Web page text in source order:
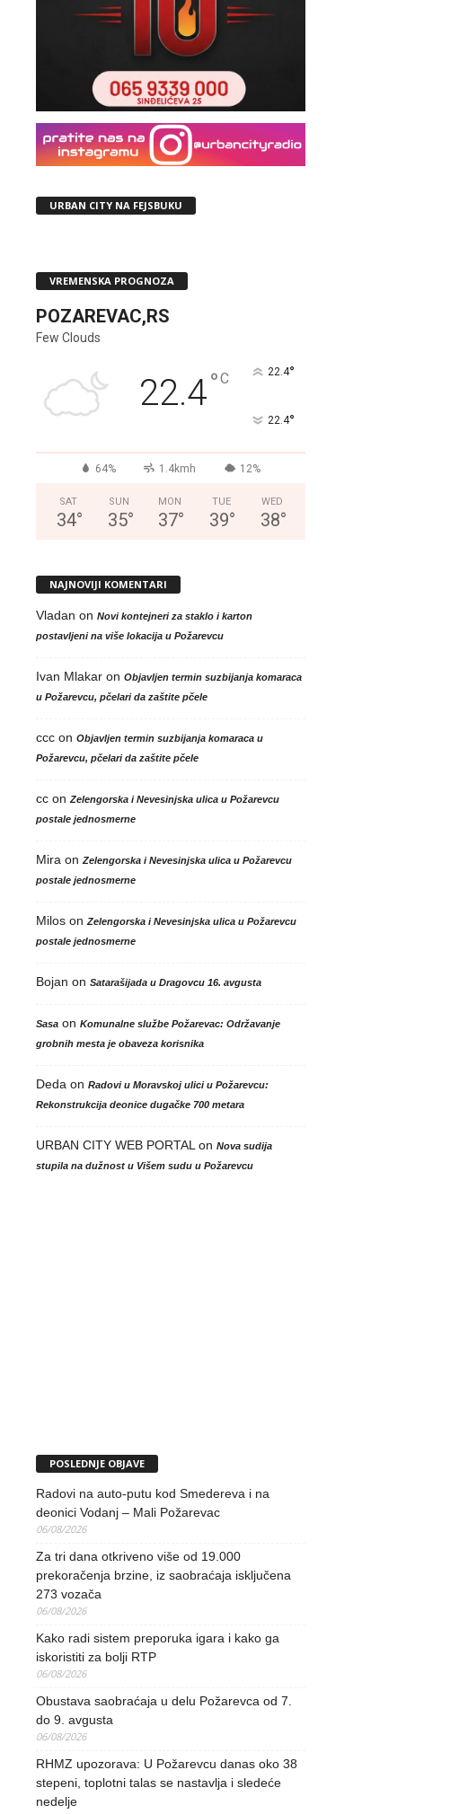
URBAN CITY NA FEJSBUKU
VREMENSKA PROGNOZA
POZAREVAC,RS
Few Clouds
22.4°C 22.4°
22.4°
64% 1.4kmh 12%
SAT
34°
SUN
35°
MON
37°
TUE
39°
WED
38°
NAJNOVIJI KOMENTARI
Vladan on Novi kontejneri za staklo i karton
postavljeni na više lokacija u Požarevcu
Ivan Mlakaron Objavljen termin suzbijanja komaraca
u Požarevcu, pčelari da zaštite pčele
cccon Objavljen termin suzbijanja komaraca u
Požarevcu, pčelari da zaštite pčele
ccon Zelengorska i Nevesinjska ulica u Požarevcu
postale jednosmerne
Mira on Zelengorska i Nevesinjska ulica u Požarevcu
postale jednosmerne
Miloson Zelengorska i Nevesinjska ulica u Požarevcu
postale jednosmerne
Bojan on Satarašijada u Dragovcu 16. avgusta
Sasaon Komunalne službe Požarevac: Održavanje
grobnih mesta je obaveza korisnika
Deda on Radovi u Moravskoj ulici u Požarevcu:
Rekonstrukcija deonice dugačke 700 metara
URBAN CITY WEB PORTAL on Nova sudija
stupila na dužnost u Višem sudu u Požarevcu
POSLEDNJE OBJAVE
Radovi na auto-putu kod Smedereva i na
deonici Vodanj – Mali Požarevac
06/08/2026
Za tri dana otkriveno više od 19.000
prekoračenja brzine, iz saobraćaja isključena
273 vozača
06/08/2026
Kako radi sistem preporuka igara i kako ga
iskoristiti za bolji RTP
06/08/2026
Obustava saobraćaja u delu Požarevca od 7.
do 9. avgusta
06/08/2026
RHMZ upozorava: U Požarevcu danas oko 38
stepeni, toplotni talas se nastavlja i sledeće
nedelje